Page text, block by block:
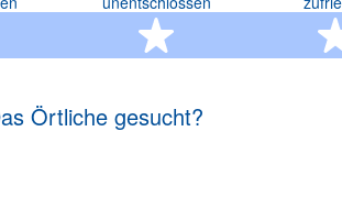
Sterne 3 Sterne
Örtliche gesucht?